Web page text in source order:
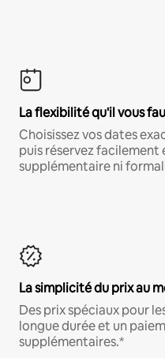
La flexibilité qu'il vous
Choisissez vos dates
puis réservez facilement
supplémentaire ni
La simplicité du prix au
Des prix spéciaux pour
longue durée et un
supplémentaires.*